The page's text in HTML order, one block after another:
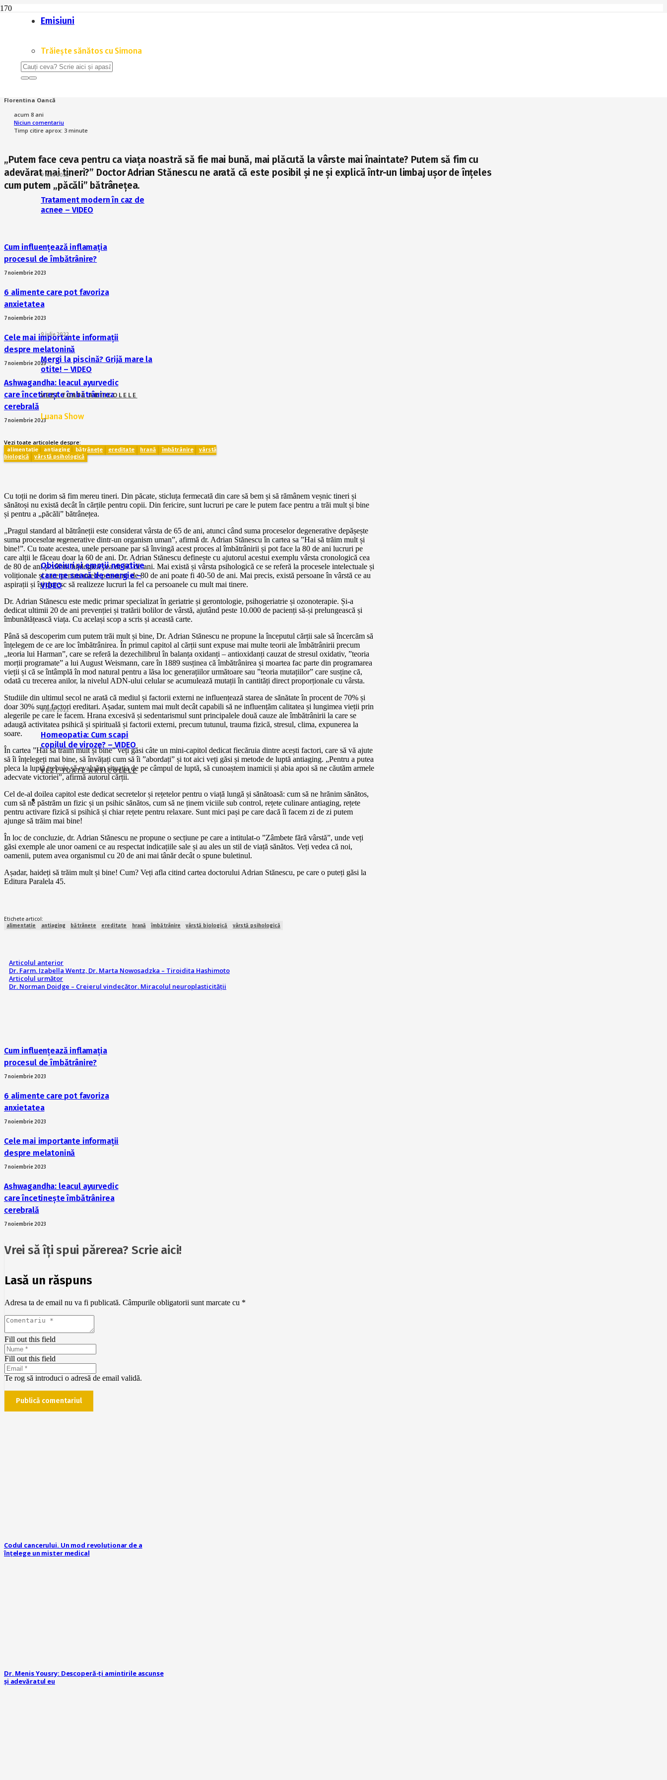
Emisiuni
Trăiește sănătos cu Simona
9 iulie 2022
Tratament modern în caz de
acnee – VIDEO
9 iulie 2022
Mergi la piscină? Grijă mare la
otite! – VIDEO
VEZI TOATE ARTICOLELE
Luana Show
9 iulie 2022
Obiceiuri și emoții negative
care ne seacă de energie –
VIDEO
9 iulie 2022
Homeopatia: Cum scapi
copilul de viroze? – VIDEO
VEZI TOATE ARTICOLELE
RECENZII
Dr. Adrian Stănescu: Hai să trăim mult și bine!
Florentina Oancă
acum 8 ani
Niciun comentariu
Timp citire aprox: 3 minute
„Putem face ceva pentru ca viața noastră să fie mai bună, mai plăcută la vârste mai înaintate? Putem să fim cu
adevărat mai tineri?” Doctor Adrian Stănescu ne arată că este posibil și ne și explică într-un limbaj ușor de înțeles
cum putem „păcăli” bătrânețea.
Cum influențează inflamația
procesul de îmbătrânire?
7 noiembrie 2023
6 alimente care pot favoriza
anxietatea
7 noiembrie 2023
Cele mai importante informații
despre melatonină
7 noiembrie 2023
Ashwagandha: leacul ayurvedic
care încetinește îmbătrânirea
cerebrală
7 noiembrie 2023
Vezi toate articolele despre:
alimentație antiaging bătrânețe ereditate hrană îmbătrânire
vârstă
biologică
vârstă psihologică
Cu toții ne dorim să fim mereu tineri. Din păcate, sticluța fermecată din care să bem și să rămânem veșnic tineri și
sănătoși nu există decât în cărțile pentru copii. Din fericire, sunt lucruri pe care le putem face pentru a trăi mult și bine
și pentru a „păcăli” bătrânețea.
„Pragul standard al bătrâneții este considerat vârsta de 65 de ani, atunci când suma proceselor degenerative depășește
suma proceselor regenerative dintr-un organism uman”, afirmă dr. Adrian Stănescu în cartea sa ”Hai să trăim mult și
bine!”. Cu toate acestea, unele persoane par să învingă acest proces al îmbătrânirii și pot face la 80 de ani lucruri pe
care alții le făceau doar la 60 de ani. Dr. Adrian Stănescu definește cu ajutorul acestui exemplu vârsta cronologică cea
de 80 de ani și vârsta biologică cea de 60 de ani. Mai există și vârsta psihologică ce se referă la procesele intelectuale și
voliționale și care pentru unele persoane de 80 de ani poate fi 40-50 de ani. Mai precis, există persoane în vârstă ce au
aspirații și își doresc să realizeze lucruri la fel ca persoanele cu mult mai tinere.
Dr. Adrian Stănescu este medic primar specializat în geriatrie și gerontologie, psihogeriatrie și ozonoterapie. Și-a
dedicat ultimii 20 de ani prevenției și tratării bolilor de vârstă, ajutând peste 10.000 de pacienți să-și prelungească și
îmbunătățească viața. Cu același scop a scris și această carte.
Până să descoperim cum putem trăi mult și bine, Dr. Adrian Stănescu ne propune la începutul cărții sale să încercăm să
înțelegem de ce are loc îmbătrânirea. În primul capitol al cărții sunt expuse mai multe teorii ale îmbătrânirii precum
„teoria lui Harman”, care se referă la dezechilibrul în balanța oxidanți – antioxidanți cauzat de stresul oxidativ, ”teoria
morții programate” a lui August Weismann, care în 1889 susținea că îmbătrânirea și moartea fac parte din programarea
vieții și că se întâmplă în mod natural pentru a lăsa loc generațiilor următoare sau ”teoria mutațiilor” care susține că,
odată cu trecerea anilor, la nivelul ADN-ului celular se acumulează mutații în cantități direct proporționale cu vârsta.
Studiile din ultimul secol ne arată că mediul și factorii externi ne influențează starea de sănătate în procent de 70% și
doar 30% sunt factori ereditari. Așadar, suntem mai mult decât capabili să ne influențăm calitatea și lungimea vieții prin
alegerile pe care le facem. Hrana excesivă și sedentarismul sunt principalele două cauze ale îmbătrânirii la care se
adaugă activitatea psihică și spirituală și factorii externi, precum tutunul, trauma fizică, stresul, clima, expunerea la
soare.
În cartea ”Hai să trăim mult și bine” veți găsi câte un mini-capitol dedicat fiecăruia dintre acești factori, care să vă ajute
să îi înțelegeți mai bine, să învățați cum să îi ”abordați” și tot aici veți găsi și metode de luptă antiaging. „Pentru a putea
pleca la luptă trebuie să evaluăm situația de pe câmpul de luptă, să cunoaștem inamicii și abia apoi să ne căutăm armele
adecvate victoriei”, afirmă autorul cărții.
Cel de-al doilea capitol este dedicat secretelor și rețetelor pentru o viață lungă și sănătoasă: cum să ne hrănim sănătos,
cum să ne păstrăm un fizic și un psihic sănătos, cum să ne ținem viciile sub control, rețete culinare antiaging, rețete
pentru activare fizică si psihică și chiar rețete pentru relaxare. Sunt mici pași pe care dacă îi facem zi de zi putem
ajunge să trăim mai bine!
În loc de concluzie, dr. Adrian Stănescu ne propune o secțiune pe care a intitulat-o ”Zâmbete fără vârstă”, unde veți
găsi exemple ale unor oameni ce au respectat indicațiile sale și au ales un stil de viață sănătos. Veți vedea că noi,
oamenii, putem avea organismul cu 20 de ani mai tânăr decât o spune buletinul.
Așadar, haideți să trăim mult și bine! Cum? Veți afla citind cartea doctorului Adrian Stănescu, pe care o puteți găsi la
Editura Paralela 45.
Etichete articol:
alimentație antiaging bătrânețe ereditate hrană îmbătrânire vârstă biologică vârstă psihologică
Articolul anterior
Dr. Farm. Izabella Wentz, Dr. Marta Nowosadzka – Tiroidita Hashimoto
Articolul următor
Dr. Norman Doidge – Creierul vindecător. Miracolul neuroplasticității
Cum influențează inflamația
procesul de îmbătrânire?
7 noiembrie 2023
6 alimente care pot favoriza
anxietatea
7 noiembrie 2023
Cele mai importante informații
despre melatonină
7 noiembrie 2023
Ashwagandha: leacul ayurvedic
care încetinește îmbătrânirea
cerebrală
7 noiembrie 2023
Vrei să îți spui părerea? Scrie aici!
Lasă un răspuns
Adresa ta de email nu va fi publicată. Câmpurile obligatorii sunt marcate cu *
Fill out this field
Fill out this field
Te rog să introduci o adresă de email validă.
Publică comentariul
Codul cancerului. Un mod revoluționar de a
înțelege un mister medical
Dr. Menis Yousry: Descoperă-ți amintirile ascunse
și adevăratul eu